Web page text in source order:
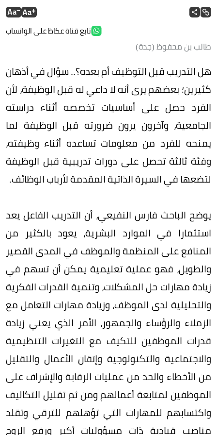
تابع قناة عكاظ على الواتساب
طالب بن محفوظ (جدة)
هل التدريب قبل التوظيف أم بعده؟.. سؤال في أذهان
كثيرين؛ بعضهم يرى أنه لا داعي له قبل الوظيفة، لأن
الفرد حصل على أساسيات تخصصه أثناء دراسته
الجامعية، وآخرون يرون ضرورته قبل الوظيفة لما
يمنحه للفرد من معلومات تساعده أثناء وظيفته،
وفئة ثالثة تحصل على دورات تدريبية قبل الوظيفة
لتضعها في السيرة الذاتية المقدمة لأرباب الوظائف.
يوضح الباحث فارس النفيعي، أن التدريب الفاعل يعد
استثمارا في الموارد البشرية، يعود بالكثير من
المنافع على المنظمة والموظف في المدى القصير
والطويل، فهو عملية تعليمية يمكن أن تسهم في
زيادة مهارات حل المشكلات، وتنمية القدرات الفكرية
والتحليلية لدى الموظف، وزيادة مهارات التعامل مع
الزملاء والرؤساء والجمهور، الأمر الذي يعني زيادة
قدرات الموظفين للتكيف مع التغيرات التنظيمية
والاجتماعية والتكنولوجية وإتقان الأعمال والتقليل
من الأخطاء والحد من عمليات الرقابة والإشراف على
الموظفين لمتابعة أعمالهم ومن ثم تقليل التكاليف
واكتسابهم للمهارات التي تؤهلهم للترقي وتقلد
مناصب قيادية ذات مسؤوليات أكبر ورفع الروح